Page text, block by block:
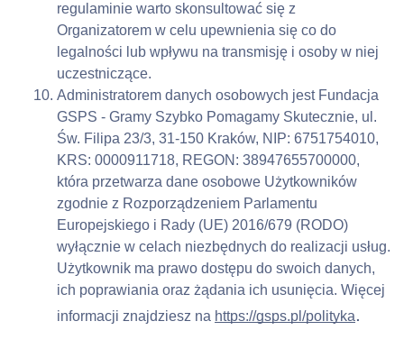
regulaminie warto skonsultować się z
Organizatorem w celu upewnienia się co do
legalności lub wpływu na transmisję i osoby w niej
uczestniczące.
Administratorem danych osobowych jest Fundacja
GSPS - Gramy Szybko Pomagamy Skutecznie, ul.
Św. Filipa 23/3, 31-150 Kraków, NIP: 6751754010,
KRS: 0000911718, REGON: 38947655700000,
która przetwarza dane osobowe Użytkowników
zgodnie z Rozporządzeniem Parlamentu
Europejskiego i Rady (UE) 2016/679 (RODO)
wyłącznie w celach niezbędnych do realizacji usług.
Użytkownik ma prawo dostępu do swoich danych,
ich poprawiania oraz żądania ich usunięcia. Więcej
informacji znajdziesz na https://gsps.pl/polityka.